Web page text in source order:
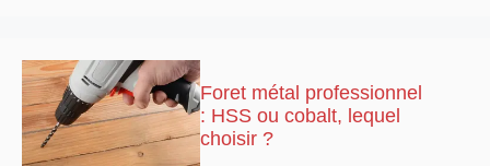
Foret métal professionnel
: HSS ou cobalt, lequel
choisir ?